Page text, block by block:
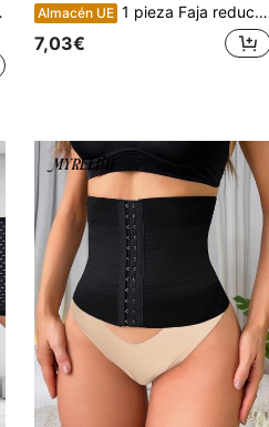
Almacén UE 1 pieza Faja reductora de cintura, Cinturón moldeador de cintura, Moldeador corporal para mujeres, Apto para deportes, yoga, pérdida de peso
7,03€